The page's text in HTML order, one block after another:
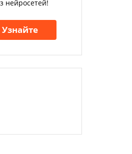
нейросетей!
Узнайте